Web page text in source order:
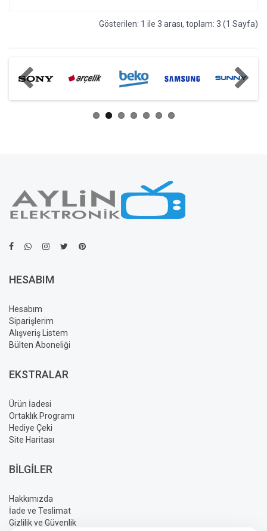
Gösterilen: 1 ile 3 arası, toplam: 3 (1 Sayfa)
HESABIM
Hesabım
Siparişlerim
Alışveriş Listem
Bülten Aboneliği
EKSTRALAR
Ürün İadesi
Ortaklık Programı
Hediye Çeki
Site Haritası
BILGILER
Hakkımızda
İade ve Teslimat
Gizlilik ve Güvenlik